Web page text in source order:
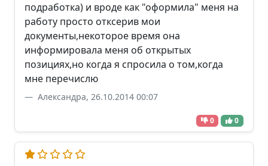
подработка) и вроде как "оформила" меня на
работу просто отксерив мои
документы,некоторое время она
информировала меня об открытых
позициях,но когда я спросила о том,когда
мне перечислю
Александра, 26.10.2014 00:07
0 0